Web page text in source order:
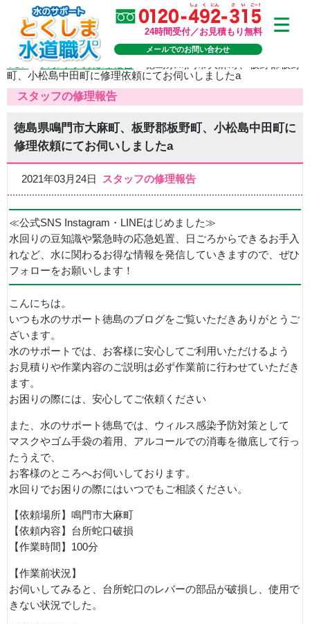
24時間受付／お見積もり無料
メールでのお問い合わせ
TOP>スタッフの修理報告
町、小松島中田町に修理依頼にてお伺いしましたa
スタッフの修理報告
徳島県鳴門市大麻町、板野郡板野町、小松島中田町に
修理依頼にてお伺いしましたa
2021年03月24日 スタッフの修理報告
≪公式SNS Instagram・LINEはじめました≫
水回りの豆知識や緊急時の応急処置、日ごろからできるお手入
れなど、水に関わるお得な情報を発信していきますので、ぜひ
フォローをお願いします！
こんにちは。
いつも水のサポート徳島のブログをご覧いただきありがとうご
ざいます。
水のサポートでは、お客様に安心してご利用いただけるよう
お見積りや作業内容のご説明は必ず作業前に行わせていただき
ます。
お困りの際には、安心してご依頼ください
また、水のサポート徳島では、ウィルス感染予防対策として
マスクやゴム手袋の着用、アルコールでの消毒を徹底して行っ
たうえで、
お客様のところへお伺いしております。
水回りでお困りの際にはいつでもご相談ください。
【依頼場所】鳴門市大麻町
【依頼内容】台所蛇口破損
【作業時間】100分
【作業前状況】
お伺いしてみると、台所蛇口のレバーの部品が破損し、使用で
きない状況でした。